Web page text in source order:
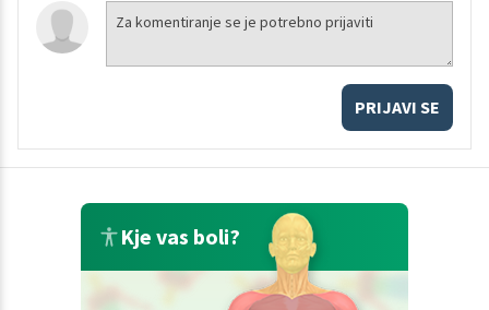
PRIJAVI SE
Kje vas boli?